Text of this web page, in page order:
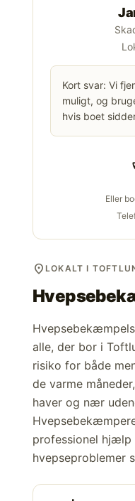
Kort svar: Vi
muligt, og
hvis boet
Eller
location_on LOKALT I
alle, der bor i
risiko for både
de varme
haver og nær
professionel hjælp
hvepseproblemer